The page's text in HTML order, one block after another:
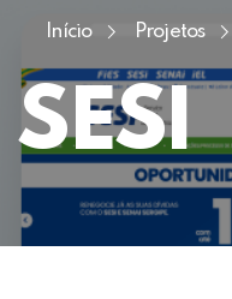
Início Projetos
SESI